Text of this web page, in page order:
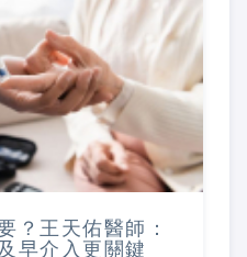
？王天佑醫師：
早介入更關鍵